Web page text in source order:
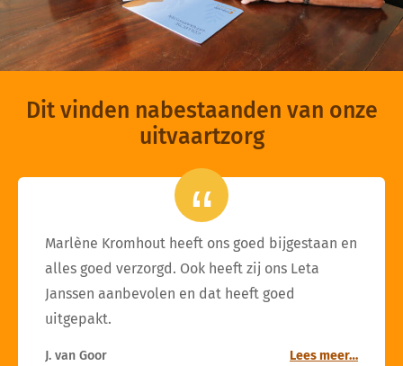
Dit vinden nabestaanden van onze
uitvaartzorg
Marlène Kromhout heeft ons goed bijgestaan en
alles goed verzorgd. Ook heeft zij ons Leta
Janssen aanbevolen en dat heeft goed
uitgepakt.
J. van Goor Lees meer…